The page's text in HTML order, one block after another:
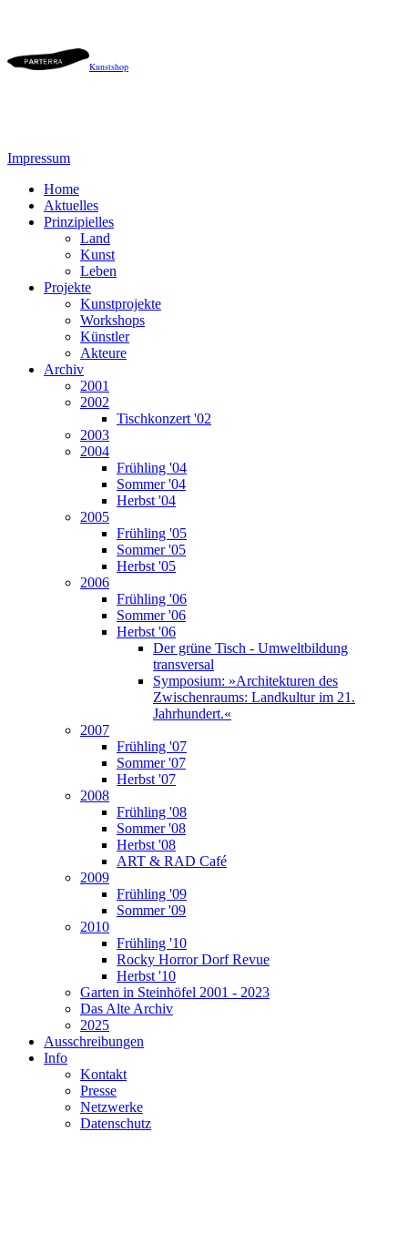
Kunstshop
Impressum
Home
Aktuelles
Prinzipielles
Land
Kunst
Leben
Projekte
Kunstprojekte
Workshops
Künstler
Akteure
Archiv
2001
2002
Tischkonzert '02
2003
2004
Frühling '04
Sommer '04
Herbst '04
2005
Frühling '05
Sommer '05
Herbst '05
2006
Frühling '06
Sommer '06
Herbst '06
Der grüne Tisch - Umweltbildung
transversal
Symposium: »Architekturen des
Zwischenraums: Landkultur im 21.
Jahrhundert.«
2007
Frühling '07
Sommer '07
Herbst '07
2008
Frühling '08
Sommer '08
Herbst '08
ART & RAD Café
2009
Frühling '09
Sommer '09
2010
Frühling '10
Rocky Horror Dorf Revue
Herbst '10
Garten in Steinhöfel 2001 - 2023
Das Alte Archiv
2025
Ausschreibungen
Info
Kontakt
Presse
Netzwerke
Datenschutz